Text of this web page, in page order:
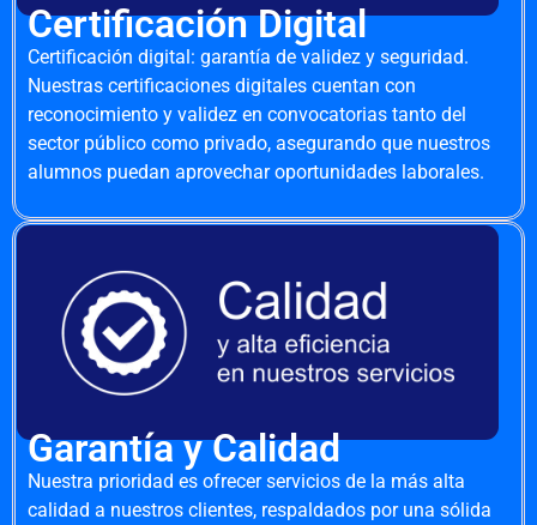
Certificación Digital
Certificación digital: garantía de validez y seguridad.
Nuestras certificaciones digitales cuentan con
reconocimiento y validez en convocatorias tanto del
sector público como privado, asegurando que nuestros
alumnos puedan aprovechar oportunidades laborales.
Garantía y Calidad
Nuestra prioridad es ofrecer servicios de la más alta
calidad a nuestros clientes, respaldados por una sólida